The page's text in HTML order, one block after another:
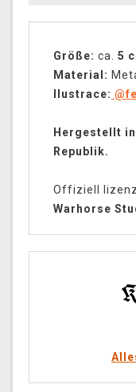
Größe: ca. 5
Material:
Ilustrace:
Hergestellt
Republik.
Offiziell
Warhorse